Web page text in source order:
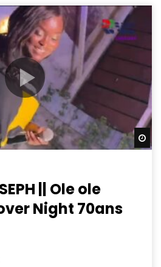
|| Ole ole
Night 70ans